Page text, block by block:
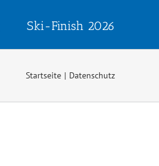
Ski-Finish 2026
Startseite Datenschutz